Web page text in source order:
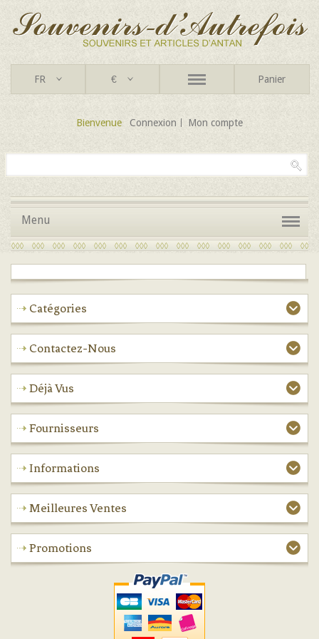
FR € Panier
Bienvenue Connexion Mon compte
Menu
Catégories
Contactez-Nous
Déjà Vus
Fournisseurs
Informations
Meilleures Ventes
Promotions